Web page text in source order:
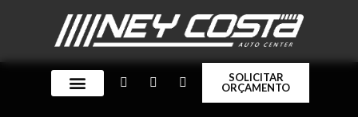
SOLICITAR
ORÇAMENTO